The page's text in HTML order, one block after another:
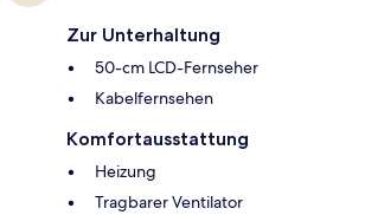
Zur Unterhaltung
50-cm LCD-Fernseher
Kabelfernsehen
Komfortausstattung
Heizung
Tragbarer Ventilator